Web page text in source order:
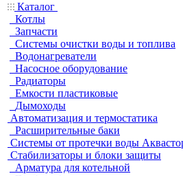
Каталог
Котлы
Запчасти
Системы очистки воды и топлива
Водонагреватели
Насосное оборудование
Радиаторы
Емкости пластиковые
Дымоходы
Автоматизация и термостатика
Расширительные баки
Системы от протечки воды
Стабилизаторы и блоки защиты
Арматура для котельной